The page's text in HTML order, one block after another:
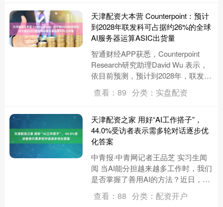
天津配资大本营 Counterpoint：预计
到2028年联发科可占据约26%的全球
AI服务器运算ASIC出货量
智通财经APP获悉，Counterpoint
Research研究助理David Wu 表示，
依目前预测，预计到2028年，联发科
可占据约26%的全球 AI服务....
查看：89 分类：实盘配资
天津配资之家 用好“AI工作搭子”，
44.0%受访者表示需多轮对话逐步优
化答案
中青报·中青网记者王品芝 实习生闻
阅 当AI能分担越来越多工作时，我们
是否掌握了善用AI的方法？近日，中
国青年报社社会调查中心联合问卷网
（wenjuan.com....
查看：88 分类：配资开户